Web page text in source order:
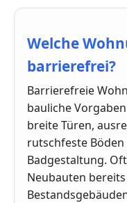
Welche
barrierefrei?
Barrierefreie
bauliche
breite Türen,
rutschfeste
Badgestaltung.
Neubauten